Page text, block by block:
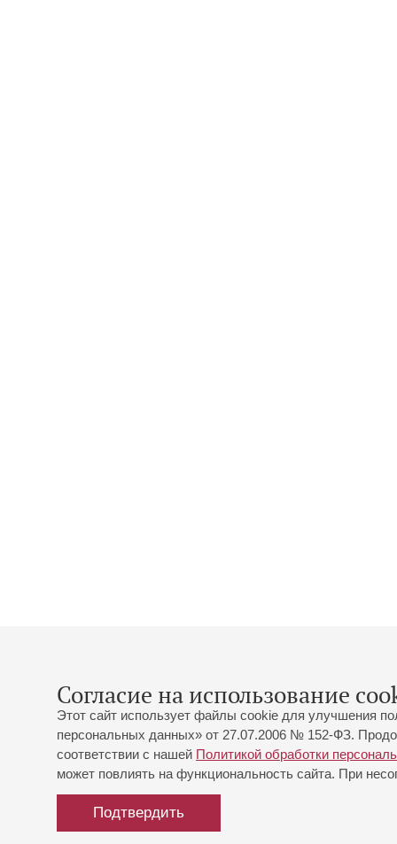
Согласие на использование
Этот сайт использует файлы cookie для улучшения
персональных данных» от 27.07.2006 № 152-ФЗ.
соответствии с нашей Политикой обработки
может повлиять на функциональность сайта. При
Подтвердить